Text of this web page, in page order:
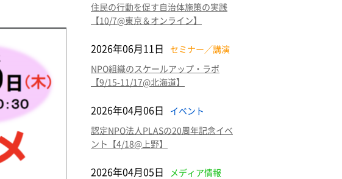
住民の行動を促す自治体施策の実践
【10/7@東京＆オンライン】
2026年06月11日
セミナー／講演
NPO組織のスケールアップ・ラボ
【9/15-11/17@北海道】
2026年04月06日
イベント
認定NPO法人PLASの20周年記念イベ
ント【4/18@上野】
2026年04月05日
メディア情報